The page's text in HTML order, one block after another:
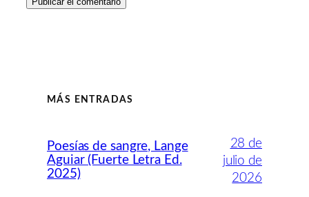
MÁS ENTRADAS
Poesías de sangre, Lange
Aguiar (Fuerte Letra Ed.
2025)
28 de
julio de
2026